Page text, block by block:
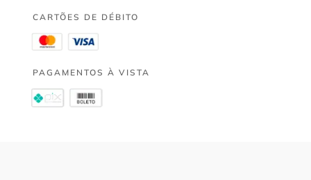
CARTÕES DE DÉBITO
PAGAMENTOS À VISTA